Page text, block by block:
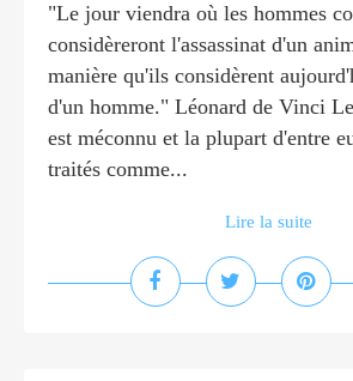
"Le jour viendra où les hommes
considèreront l'assassinat d'un
manière qu'ils considèrent
d'un homme." Léonard de Vinci
est méconnu et la plupart d'entre
traités comme...
Lire la suite